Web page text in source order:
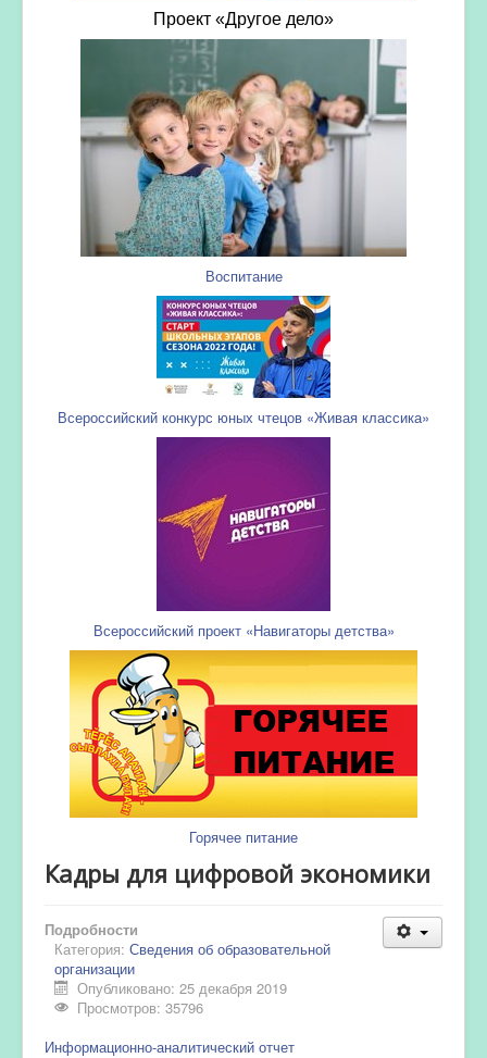
Проект «Другое дело»
Воспитание
Всероссийский конкурс юных чтецов «Живая классика»
Всероссийский проект «Навигаторы детства»
Горячее питание
Кадры для цифровой экономики
Подробности
Категория: Сведения об образовательной
организации
Опубликовано: 25 декабря 2019
Просмотров: 35796
Информационно-аналитический отчет